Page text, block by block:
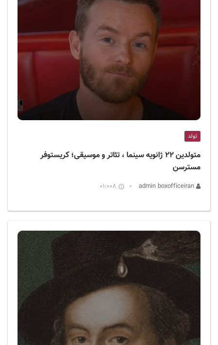
ر
ا
ن
تولد
متولدین ۲۲ ژانویه سینما ، تئاتر و موسیقی؛ کریستوفر
مسترسن
01:008